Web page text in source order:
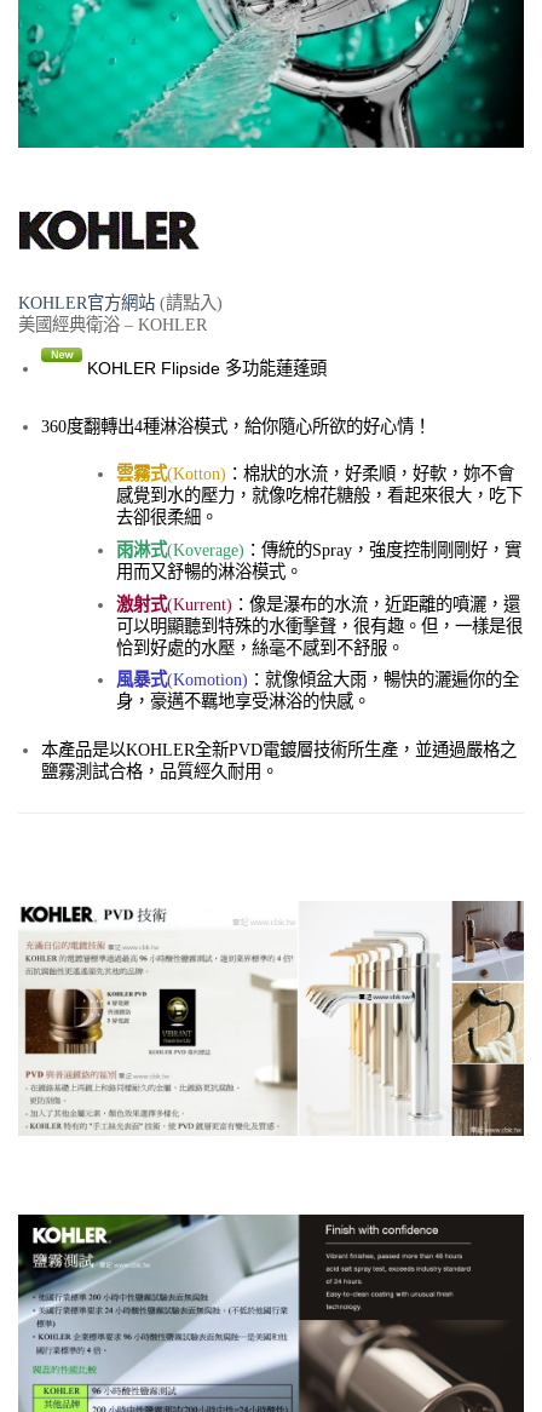
KOHLER官方網站 (請點入)
美國經典衛浴 – KOHLER
KOHLER Flipside 多功能蓮蓬頭
360度翻轉出4種淋浴模式，給你隨心所欲的好心情！
雲霧式(Kotton) ：棉狀的水流，好柔順，好軟，妳不會
感覺到水的壓力，就像吃棉花糖般，看起來很大，吃下
去卻很柔細。
雨淋式(Koverage) ： 傳統的Spray，強度控制剛剛好，實
用而又舒暢的淋浴模式。
激射式(Kurrent) ：像是瀑布的水流，近距離的噴灑，還
可以明顯聽到特殊的水衝擊聲，很有趣。但，一樣是很
恰到好處的水壓，絲毫不感到不舒服。
風暴式(Komotion) ：就像傾盆大雨，暢快的灑遍你的全
身，豪邁不羈地享受淋浴的快感。
本產品是以KOHLER全新PVD電鍍層技術所生產，並通過嚴格之
鹽霧測試合格，品質經久耐用。